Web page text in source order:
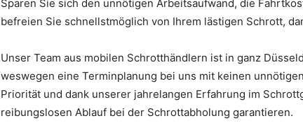
Sparen Sie sich den unnötigen Arbeitsaufwand, die
befreien Sie schnellstmöglich von Ihrem lästigen Schrott,
Unser Team aus mobilen Schrotthändlern ist in ganz
weswegen eine Terminplanung bei uns mit keinen
Priorität und dank unserer jahrelangen Erfahrung im
reibungslosen Ablauf bei der Schrottabholung garantieren.